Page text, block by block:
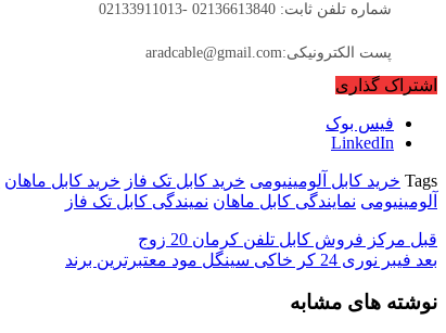
شماره تلفن ثابت: 02136613840 -02133911013
پست الکترونیکی:aradcable@gmail.com
اشتراک گذاری
فیس بوک
LinkedIn
Tags خرید کابل آلومینیومی خرید کابل تک فاز خرید کابل ماهان
آلومینیومی نمایندگی کابل ماهان نمیندگی کابل تک فاز
قبل مرکز فروش کابل تلفن کرمان 20 زوج
بعد فیبر نوری 24 کر خاکی سینگل مود معتبرترین برند
نوشته های مشابه